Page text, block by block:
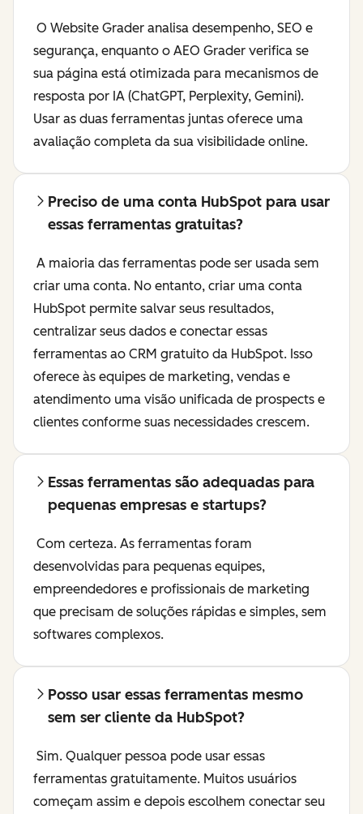
O Website Grader analisa desempenho, SEO e
segurança, enquanto o AEO Grader verifica se
sua página está otimizada para mecanismos de
resposta por IA (ChatGPT, Perplexity, Gemini).
Usar as duas ferramentas juntas oferece uma
avaliação completa da sua visibilidade online.
Preciso de uma conta HubSpot para usar
essas ferramentas gratuitas?
A maioria das ferramentas pode ser usada sem
criar uma conta. No entanto, criar uma conta
HubSpot permite salvar seus resultados,
centralizar seus dados e conectar essas
ferramentas ao CRM gratuito da HubSpot. Isso
oferece às equipes de marketing, vendas e
atendimento uma visão unificada de prospects e
clientes conforme suas necessidades crescem.
Essas ferramentas são adequadas para
pequenas empresas e startups?
Com certeza. As ferramentas foram
desenvolvidas para pequenas equipes,
empreendedores e profissionais de marketing
que precisam de soluções rápidas e simples, sem
softwares complexos.
Posso usar essas ferramentas mesmo
sem ser cliente da HubSpot?
Sim. Qualquer pessoa pode usar essas
ferramentas gratuitamente. Muitos usuários
começam assim e depois escolhem conectar seu